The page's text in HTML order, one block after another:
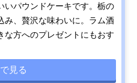
いパウンドケーキです。栃の
み、贅沢な味わいに。ラム酒
な方へのプレゼントにもおす
見る